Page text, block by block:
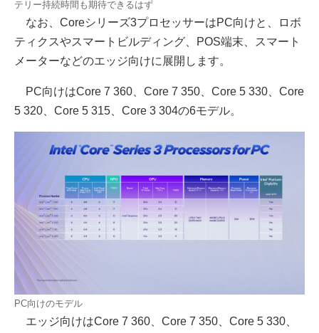
テリー持続時間も期待できるはず
なお、Coreシリーズ3プロセッサーはPC向けと、ロボ
ティクスやスマートビルディング、POS端末、スマート
メーターなどのエッジ向けに展開します。
PC向けはCore 7 360、Core 7 350、Core 5 330、Core
5 320、Core 5 315、Core 3 304の6モデル。
PC向けのモデル
エッジ向けはCore 7 360、Core 7 350、Core 5 330、